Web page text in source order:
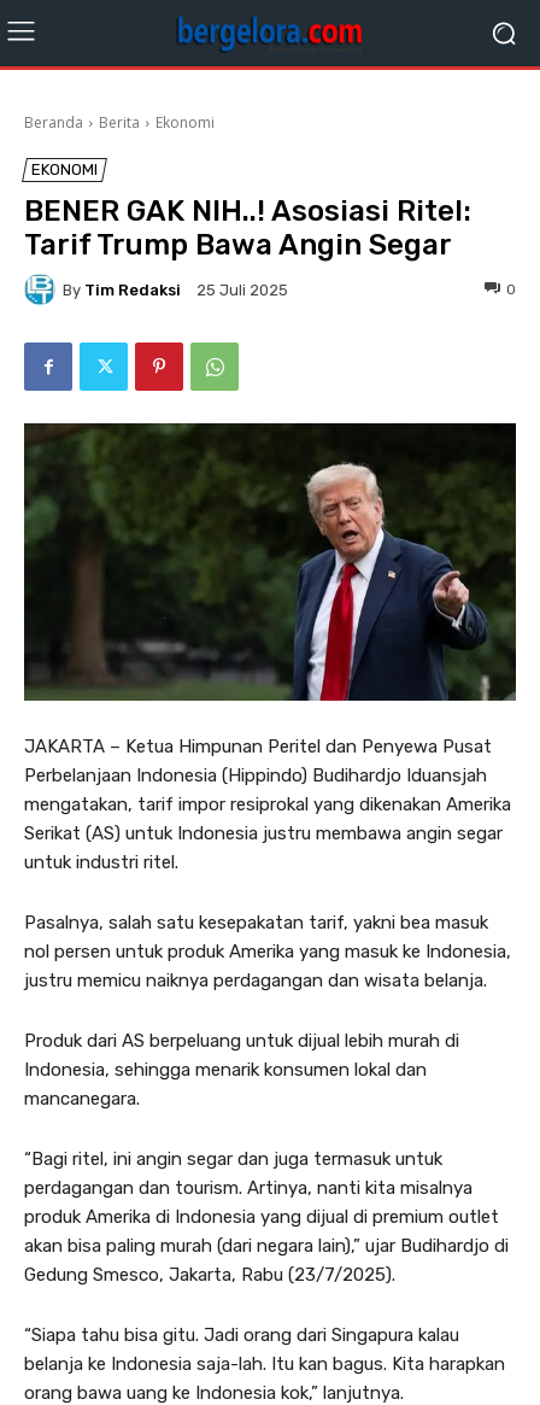
Beranda Berita Ekonomi
EKONOMI
BENER GAK NIH..! Asosiasi Ritel:
Tarif Trump Bawa Angin Segar
By Tim Redaksi 25 Juli 2025 0
JAKARTA – Ketua Himpunan Peritel dan Penyewa Pusat
Perbelanjaan Indonesia (Hippindo) Budihardjo Iduansjah
mengatakan, tarif impor resiprokal yang dikenakan Amerika
Serikat (AS) untuk Indonesia justru membawa angin segar
untuk industri ritel.
Pasalnya, salah satu kesepakatan tarif, yakni bea masuk
nol persen untuk produk Amerika yang masuk ke Indonesia,
justru memicu naiknya perdagangan dan wisata belanja.
Produk dari AS berpeluang untuk dijual lebih murah di
Indonesia, sehingga menarik konsumen lokal dan
mancanegara.
“Bagi ritel, ini angin segar dan juga termasuk untuk
perdagangan dan tourism. Artinya, nanti kita misalnya
produk Amerika di Indonesia yang dijual di premium outlet
akan bisa paling murah (dari negara lain),” ujar Budihardjo di
Gedung Smesco, Jakarta, Rabu (23/7/2025).
“Siapa tahu bisa gitu. Jadi orang dari Singapura kalau
belanja ke Indonesia saja-lah. Itu kan bagus. Kita harapkan
orang bawa uang ke Indonesia kok,” lanjutnya.